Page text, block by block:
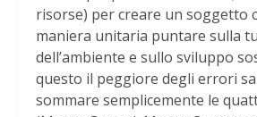
risorse) per creare un soggetto
maniera unitaria puntare sulla
dell’ambiente e sullo sviluppo
questo il peggiore degli errori
sommare semplicemente le